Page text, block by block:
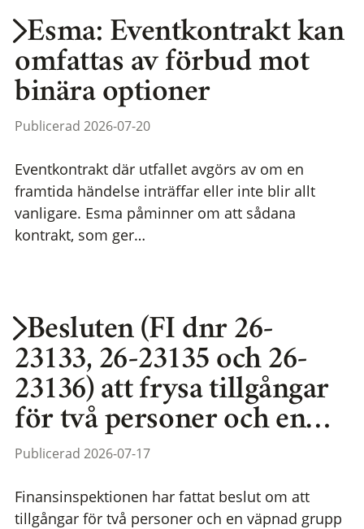
Esma: Eventkontrakt kan
omfattas av förbud mot
binära optioner
Publicerad 2026-07-20
Eventkontrakt där utfallet avgörs av om en
framtida händelse inträffar eller inte blir allt
vanligare. Esma påminner om att sådana
kontrakt, som ger…
Besluten (FI dnr 26-
23133, 26-23135 och 26-
23136) att frysa tillgångar
för två personer och en…
Publicerad 2026-07-17
Finansinspektionen har fattat beslut om att
tillgångar för två personer och en väpnad grupp